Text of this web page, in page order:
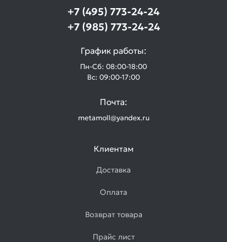
+7 (495) 773-24-24
+7 (985) 773-24-24
График работы:
Пн-Сб: 08:00-18:00
Вс: 09:00-17:00
Почта:
metamoll@yandex.ru
Клиентам
Доставка
Оплата
Возврат товара
Прайс лист